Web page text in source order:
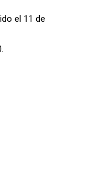
el 11 de